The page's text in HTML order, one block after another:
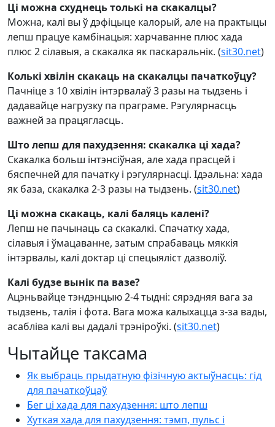
Ці можна схуднець толькі на скакалцы?
Можна, калі вы ў дэфіцыце калорый, але на практыцы
лепш працуе камбінацыя: харчаванне плюс хада
плюс 2 сілавыя, а скакалка як паскаральнік. (sit30.net)
Колькі хвілін скакаць на скакалцы пачаткоўцу?
Пачніце з 10 хвілін інтэрвалаў 3 разы на тыдзень і
дадавайце нагрузку па праграме. Рэгулярнасць
важней за працягласць.
Што лепш для пахудзення: скакалка ці хада?
Скакалка больш інтэнсіўная, але хада прасцей і
бяспечней для пачатку і рэгулярнасці. Ідэальна: хада
як база, скакалка 2-3 разы на тыдзень. (sit30.net)
Ці можна скакаць, калі баляць калені?
Лепш не пачынаць са скакалкі. Спачатку хада,
сілавыя і ўмацаванне, затым спрабаваць мяккія
інтэрвалы, калі доктар ці спецыяліст дазволіў.
Калі будзе вынік па вазе?
Ацэньвайце тэндэнцыю 2-4 тыдні: сярэдняя вага за
тыдзень, талія і фота. Вага можа калыхацца з-за вады,
асабліва калі вы дадалі трэніроўкі. (sit30.net)
Чытайце таксама
Як выбраць прыдатную фізічную актыўнасць: гід
для пачаткоўцаў
Бег ці хада для пахудзення: што лепш
Хуткая хада для пахудзення: тэмп, пульс і